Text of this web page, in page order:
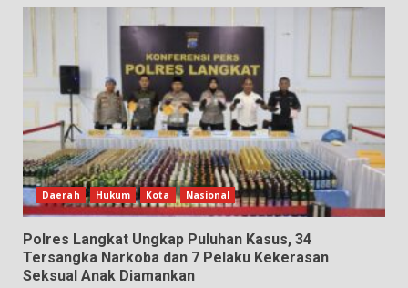
Daerah Hukum Kota Nasional
Polres Langkat Ungkap Puluhan Kasus, 34
Tersangka Narkoba dan 7 Pelaku Kekerasan
Seksual Anak Diamankan